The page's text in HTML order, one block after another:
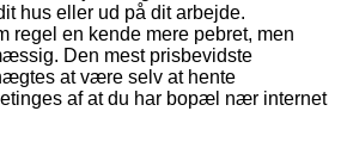
hus eller ud på dit arbejde.
regel en kende mere pebret, men
Den mest prisbevidste
at være selv at hente
af at du har bopæl nær internet